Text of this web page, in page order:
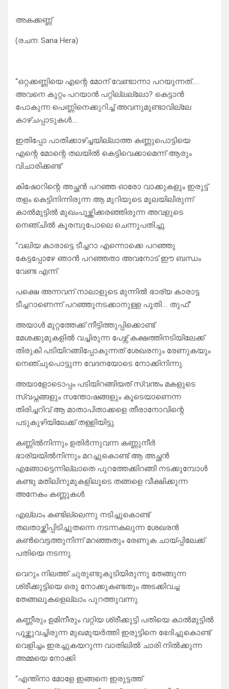
അകക്കണ്ണ്
(രചന: Sana Hera)
“ഒറ്റക്കണ്ണിയെ എന്റെ മോന് വേണ്ടാന്നാ പറയുന്നത്…..
അവനെ കുറ്റം പറയാൻ പറ്റില്ലല്ലോ? കെട്ടാൻ
പോകുന്ന പെണ്ണിനെക്കുറിച്ച് അവനുമുണ്ടാവില്ലേ
കാഴ്ചപ്പാടുകൾ….
ഇതിപ്പോ പാതിക്കാഴ്ച്ചയില്ലാത്ത കണ്ണുപൊട്ടിയെ
എന്റെ മോന്റെ തലയിൽ കെട്ടിവെക്കാമെന്ന് ആരും
വിചാരിക്കണ്ട”
കിഷോറിന്റെ അച്ഛൻ പറഞ്ഞ ഓരോ വാക്കുകളും ഇരുട്ട്
തളം കെട്ടിനിന്നിരുന്ന ആ മുറിയുടെ മൂലയിലിരുന്ന്
കാൽമുട്ടിൽ മുഖംപൂഴ്ത്തിക്കരഞ്ഞിരുന്ന അവളുടെ
നെഞ്ചിൽ കൂരമ്പുപോലെ ചെന്നുപതിച്ചു.
“വലിയ കാരാട്ടെ ടീച്ചറാ എന്നൊക്കെ പറഞ്ഞു
കേട്ടപ്പോഴേ ഞാൻ പറഞ്ഞതാ അവനോട് ഈ ബന്ധം
വേണ്ട എന്ന്.
പക്ഷെ അന്നവന് നാലാളുടെ മുന്നിൽ ഭാര്യ കാരാട്ട
ടീച്ചറാണെന്ന് പറഞ്ഞുനടക്കാനുള്ള പൂതി…. തുഫ്”
അയാൾ മുറ്റത്തേക്ക് നീട്ടിത്തുപ്പിക്കൊണ്ട്
മേശക്കുമുകളിൽ വച്ചിരുന്ന പേഴ്സ് കക്ഷത്തിനടിയിലേക്ക്
തിരുകി പടിയിറങ്ങിപ്പോകുന്നത് ശേഖരനും രേണുകയും
നെഞ്ചുപൊട്ടുന്ന വേദനയോടെ നോക്കിനിന്നു.
അയാളോടൊപ്പം പടിയിറങ്ങിയത് സ്വന്തം മകളുടെ
സ്വപ്നങ്ങളും സന്തോഷങ്ങളും കൂടെയാണെന്ന
തിരിച്ചറിവ് ആ മാതാപിതാക്കളെ തീരാനോവിന്റെ
പടുകുഴിയിലേക്ക് തള്ളിയിട്ടു.
കണ്ണിൽനിന്നും ഉതിർന്നുവന്ന കണ്ണുനീർ
ഭാര്യയിൽനിന്നും മറച്ചുകൊണ്ട് ആ അച്ഛൻ
എങ്ങോട്ടെന്നില്ലാതെ പുറത്തേക്കിറങ്ങി നടക്കുമ്പോൾ
കണ്ടു മതിലിനുമുകളിലൂടെ തങ്ങളെ വീക്ഷിക്കുന്ന
അനേകം കണ്ണുകൾ.
എല്ലാം കണ്ടില്ലെന്നു നടിച്ചുകൊണ്ട്
തലതാഴ്ത്തിപ്പിടിച്ചുതന്നെ നടന്നകലുന്ന ശേഖരൻ
കൺവെട്ടത്തുനിന്ന് മറഞ്ഞതും രേണുക ചായ്പ്പിലേക്ക്
പതിയെ നടന്നു.
വെറും നിലത്ത്‌ ചുരുണ്ടുകൂടിയിരുന്നു തേങ്ങുന്ന
ശ്രീക്കുട്ടിയെ ഒരു നോക്കുകണ്ടതും അടക്കിവച്ച
തേങ്ങലുകളെല്ലാം പുറത്തുവന്നു.
കണ്ണീരും ഉമിനീരും വറ്റിയ ശ്രീക്കുട്ടി പതിയെ കാൽമുട്ടിൽ
പൂഴ്ത്തുവച്ചിരുന്ന മുഖമുയർത്തി ഇരുട്ടിനെ ഭേദിച്ചുകൊണ്ട്
വെളിച്ചം ഇരച്ചുകയറുന്ന വാതിലിൽ ചാരി നിൽക്കുന്ന
അമ്മയെ നോക്കി.
“എന്തിനാ മോളേ ഇങ്ങനെ ഇരുട്ടത്ത്‌